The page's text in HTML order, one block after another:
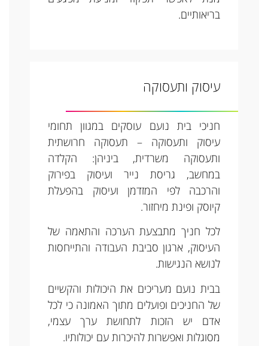
בריאותיים.
עיסוק ותעסוקה
חניכי בית נועם עוסקים במגוון תחומי
עיסוק ותעסוקה – תעסוקה חרושתית
ותעסוקה משרדית, ביניהן: הקלדה
במחשב, גריסת נייר ועיסוק בפירוק
והרכבה לפי המזדמן ועיסוק בהפעלת
קיוסק ופינת מיחזור.
לכל חניך מתבצעת הערכה והתאמה של
העיסוק, ארגון סביבת העבודה והתייחסות
לנושא הנגישות.
בבית נועם מעריכים את היכולות והקשיים
של החניכים ופועלים מתוך האמונה כי לכל
אדם יש הזכות לתחושת ערך עצמי,
מסוגלות ואפשרות להיכרות עם יכולותיו.